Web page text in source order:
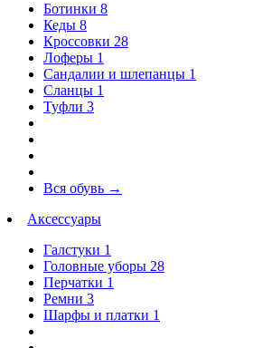
Ботинки 8
Кеды 8
Кроссовки 28
Лоферы 1
Сандалии и шлепанцы 1
Сланцы 1
Туфли 3
Вся обувь →
Аксессуары
Галстуки 1
Головные уборы 28
Перчатки 1
Ремни 3
Шарфы и платки 1